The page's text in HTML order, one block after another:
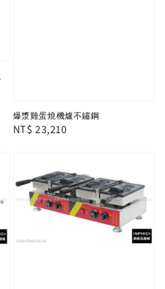
爆漿雞蛋燒機爐不鏽鋼
Regular
NT$ 23,210